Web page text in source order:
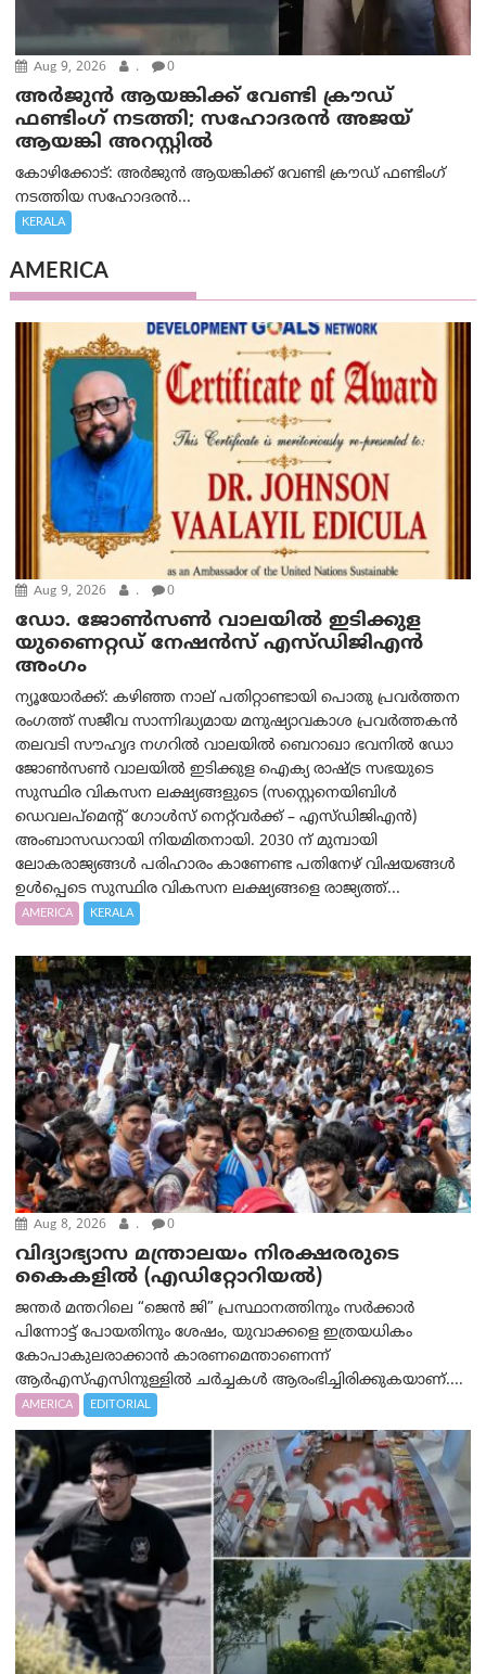
Aug 9, 2026 . 0
അർജുൻ ആയങ്കിക്ക് വേണ്ടി ക്രൗഡ്
ഫണ്ടിംഗ് നടത്തി; സഹോദരന്‍ അജയ്
ആയങ്കി അറസ്റ്റിൽ
കോഴിക്കോട്: അർജുൻ ആയങ്കിക്ക് വേണ്ടി ക്രൗഡ് ഫണ്ടിംഗ്
നടത്തിയ സഹോദരന്‍...
KERALA
AMERICA
Aug 9, 2026 . 0
ഡോ. ജോൺസൺ വാലയിൽ ഇടിക്കുള
യുണൈറ്റഡ് നേഷൻസ് എസ്ഡിജിഎൻ
അംഗം
ന്യൂയോര്‍ക്ക്: കഴിഞ്ഞ നാല് പതിറ്റാണ്ടായി പൊതു പ്രവർത്തന
രംഗത്ത് സജീവ സാന്നിദ്ധ്യമായ മനുഷ്യാവകാശ പ്രവർത്തകൻ
തലവടി സൗഹൃദ നഗറിൽ വാലയിൽ ബെറാഖാ ഭവനിൽ ഡോ
ജോൺസൺ വാലയിൽ ഇടിക്കുള ഐക്യ രാഷ്ട്ര സഭയുടെ
സുസ്ഥിര വികസന ലക്ഷ്യങ്ങളുടെ (സസ്റ്റെനെയിബിൾ
ഡെവലപ്‌മെന്റ് ഗോൾസ് നെറ്റ്‌വർക്ക് – എസ്ഡിജിഎൻ)
അംബാസഡറായി നിയമിതനായി. 2030 ന് മുമ്പായി
ലോകരാജ്യങ്ങൾ പരിഹാരം കാണേണ്ട പതിനേഴ് വിഷയങ്ങൾ
ഉൾപ്പെടെ സുസ്ഥിര വികസന ലക്ഷ്യങ്ങളെ രാജ്യത്ത്...
AMERICA KERALA
Aug 8, 2026 . 0
വിദ്യാഭ്യാസ മന്ത്രാലയം നിരക്ഷരരുടെ
കൈകളിൽ (എഡിറ്റോറിയല്‍)
ജന്തർ മന്തറിലെ “ജെൻ ജി” പ്രസ്ഥാനത്തിനും സർക്കാർ
പിന്നോട്ട് പോയതിനും ശേഷം, യുവാക്കളെ ഇത്രയധികം
കോപാകുലരാക്കാൻ കാരണമെന്താണെന്ന്
ആർ‌എസ്‌എസിനുള്ളിൽ ചർച്ചകൾ ആരംഭിച്ചിരിക്കുകയാണ്....
AMERICA EDITORIAL